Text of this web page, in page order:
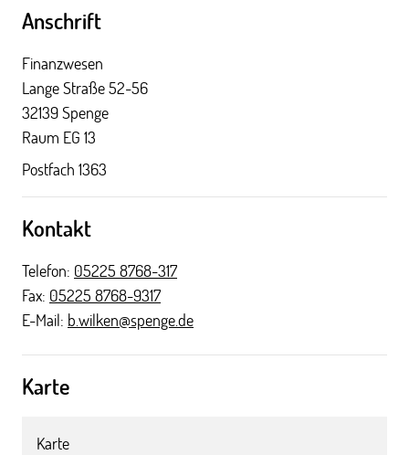
Anschrift
Finanzwesen
Lange Straße52-56
32139Spenge
Raum EG 13
Postfach 1363
Kontakt
Telefon: 05225 8768-317
Fax: 05225 8768-9317
E-Mail: b.wilken@spenge.de
Karte
Karte